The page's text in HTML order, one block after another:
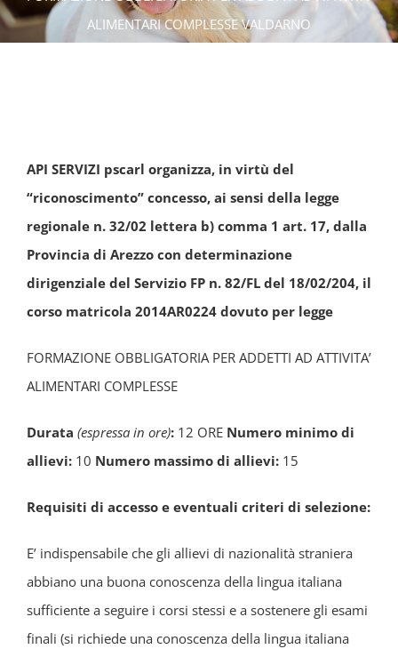
ALIMENTARI COMPLESSE VALDARNO
API SERVIZI pscarl organizza, in virtù del
“riconoscimento” concesso, ai sensi della legge
regionale n. 32/02 lettera b) comma 1 art. 17, dalla
Provincia di Arezzo con determinazione
dirigenziale del Servizio FP n. 82/FL del 18/02/204, il
corso matricola 2014AR0224 dovuto per legge
FORMAZIONE OBBLIGATORIA PER ADDETTI AD ATTIVITA’
ALIMENTARI COMPLESSE
Durata (espressa in ore): 12 ORE Numero minimo di
allievi: 10 Numero massimo di allievi: 15
Requisiti di accesso e eventuali criteri di selezione:
E’ indispensabile che gli allievi di nazionalità straniera
abbiano una buona conoscenza della lingua italiana
sufficiente a seguire i corsi stessi e a sostenere gli esami
finali (si richiede una conoscenza della lingua italiana